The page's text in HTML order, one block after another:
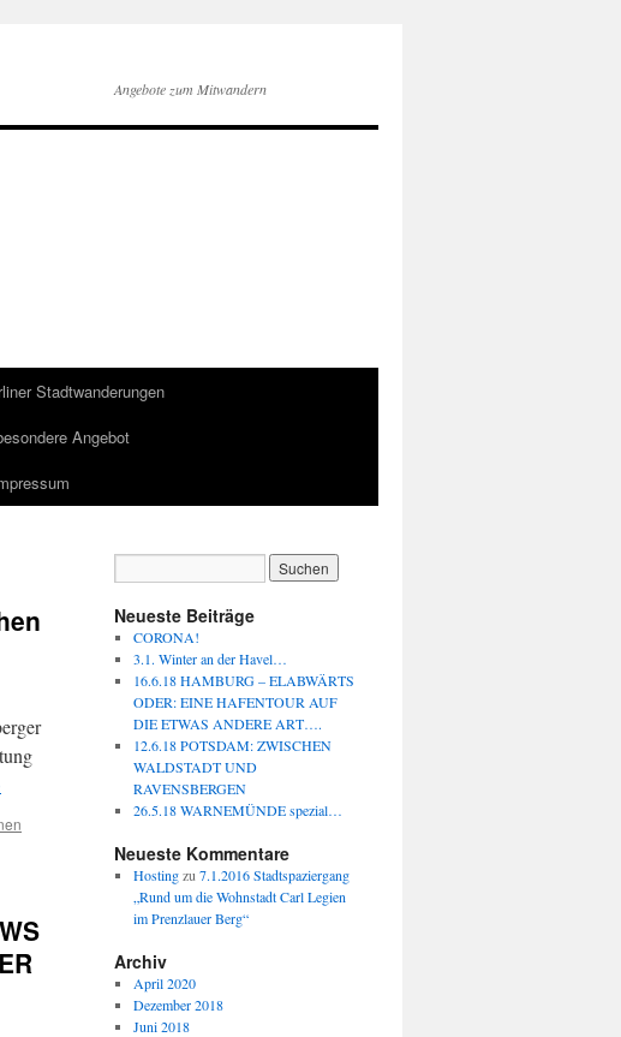
Angebote zum Mitwandern
Stadtwanderungen
Angebot
Neueste Beiträge
CORONA!
3.1. Winter an der Havel…
16.6.18 HAMBURG – ELABWÄRTS
ODER: EINE HAFENTOUR AUF
DIE ETWAS ANDERE ART….
12.6.18 POTSDAM: ZWISCHEN
WALDSTADT UND
RAVENSBERGEN
26.5.18 WARNEMÜNDE spezial…
Neueste Kommentare
Hostingzu 7.1.2016 Stadtspaziergang
„Rund um die Wohnstadt Carl Legien
im Prenzlauer Berg“
Archiv
April 2020
Dezember 2018
Juni 2018